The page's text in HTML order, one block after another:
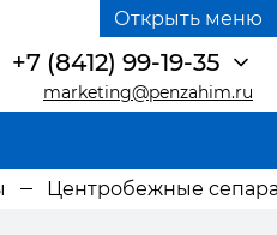
Открыть меню
marketing@penzahim.ru
+7 (8412) 99-19-35
Центробежные